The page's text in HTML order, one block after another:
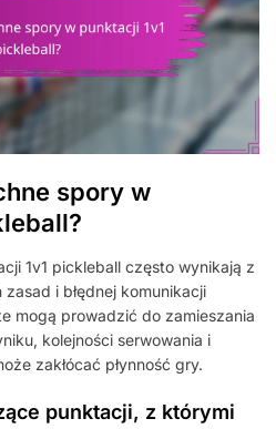
spory w
1v1 pickleball często wynikają z
i błędnej komunikacji
mogą prowadzić do zamieszania
kolejności serwowania i
zakłócać płynność gry.
punktacji, z którymi